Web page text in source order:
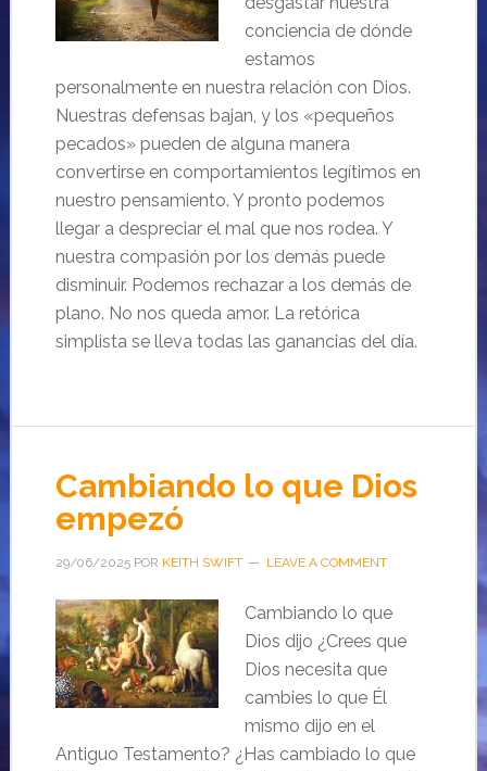
conciencia de dónde
estamos
personalmente en nuestra relación con Dios.
Nuestras defensas bajan, y los «pequeños
pecados» pueden de alguna manera
convertirse en comportamientos legítimos en
nuestro pensamiento. Y pronto podemos
llegar a despreciar el mal que nos rodea. Y
nuestra compasión por los demás puede
disminuir. Podemos rechazar a los demás de
plano. No nos queda amor. La retórica
simplista se lleva todas las ganancias del día.
Cambiando lo que Dios
empezó
29/06/2025POR KEITH SWIFT LEAVE A COMMENT
Cambiando lo que
Dios dijo ¿Crees que
Dios necesita que
cambies lo que Él
mismo dijo en el
Antiguo Testamento? ¿Has cambiado lo que